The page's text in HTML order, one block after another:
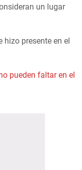
un lugar
presente en el
pueden faltar en el